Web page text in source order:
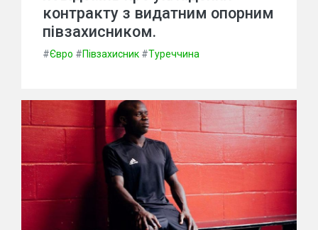
контракту з видатним опорним
півзахисником.
#Євро #Півзахисник #Туреччина